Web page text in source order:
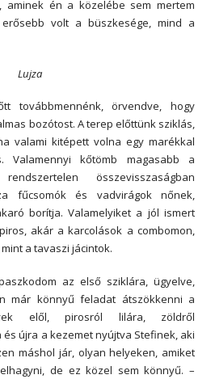
aminek én a közelébe sem mertem
volt a büszkesége, mind a
Lujza
továbbmennénk, örvendve, hogy
bozótost. A terep előttünk sziklás,
valami kitépett volna egy marékkal
Valamennyi kőtömb magasabb a
összevisszaságban
fűcsomók és vadvirágok nőnek,
borítja. Valamelyiket a jól ismert
akár a karcolások a combomon,
a tavaszi jácintok.
az első sziklára, ügyelve,
már könnyű feladat átszökkenni a
elől, pirosról lilára, zöldről
újra a kezemet nyújtva Stefinek, aki
máshol jár, olyan helyeken, amiket
de ez közel sem könnyű. –